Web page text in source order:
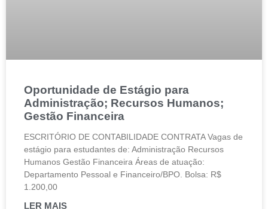
Oportunidade de Estágio para
Administração; Recursos Humanos;
Gestão Financeira
ESCRITÓRIO DE CONTABILIDADE CONTRATA Vagas de
estágio para estudantes de: Administração Recursos
Humanos Gestão Financeira Áreas de atuação:
Departamento Pessoal e Financeiro/BPO. Bolsa: R$
1.200,00
LER MAIS